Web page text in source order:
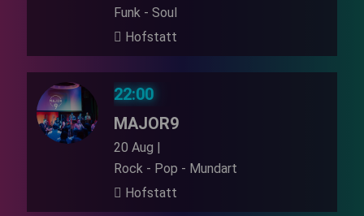
Funk - Soul
Hofstatt
22:00
MAJOR9
20 Aug |
Rock - Pop - Mundart
Hofstatt